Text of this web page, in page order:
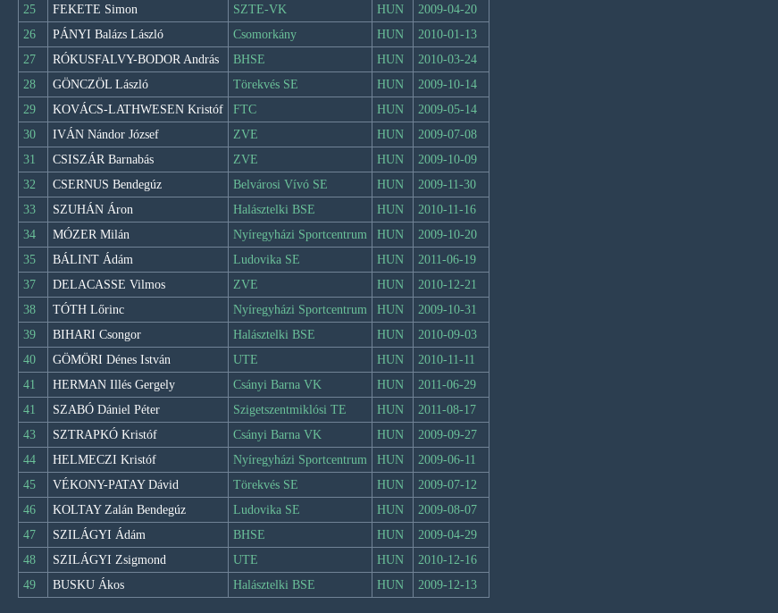
25
FEKETE Simon SZTE-VK HUN
2009-04-20
26
PÁNYI Balázs László Csomorkány HUN
2010-01-13
27
RÓKUSFALVY-BODOR András BHSE HUN
2010-03-24
28
GÖNCZÖL László Törekvés SE HUN
2009-10-14
29
KOVÁCS-LATHWESEN Kristóf FTC HUN
2009-05-14
30
IVÁN Nándor József ZVE HUN
2009-07-08
31
CSISZÁR Barnabás ZVE HUN
2009-10-09
32
CSERNUS Bendegúz Belvárosi Vívó SE HUN
2009-11-30
33
SZUHÁN Áron Halásztelki BSE HUN
2010-11-16
34
MÓZER Milán Nyíregyházi Sportcentrum HUN
2009-10-20
35
BÁLINT Ádám Ludovika SE HUN
2011-06-19
37
DELACASSE Vilmos ZVE HUN
2010-12-21
38
TÓTH Lőrinc Nyíregyházi Sportcentrum HUN
2009-10-31
39
BIHARI Csongor Halásztelki BSE HUN
2010-09-03
40
GÖMÖRI Dénes István UTE HUN
2010-11-11
41
HERMAN Illés Gergely Csányi Barna VK HUN
2011-06-29
41
SZABÓ Dániel Péter Szigetszentmiklósi TE HUN
2011-08-17
43
SZTRAPKÓ Kristóf Csányi Barna VK HUN
2009-09-27
44
HELMECZI Kristóf Nyíregyházi Sportcentrum HUN
2009-06-11
45
VÉKONY-PATAY Dávid Törekvés SE HUN
2009-07-12
46
KOLTAY Zalán Bendegúz Ludovika SE HUN
2009-08-07
47
SZILÁGYI Ádám BHSE HUN
2009-04-29
48
SZILÁGYI Zsigmond UTE HUN
2010-12-16
49
BUSKU Ákos Halásztelki BSE HUN 2009-12-13